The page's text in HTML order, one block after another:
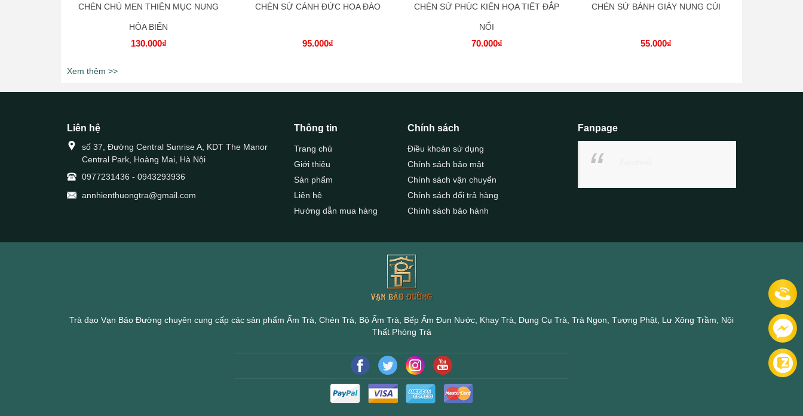
CHÉN CHỦ MEN THIÊN MỤC NUNG
HỎA BIẾN
130.000₫
CHÉN SỨ CẢNH ĐỨC HOA ĐÀO
95.000₫
CHÉN SỨ PHÚC KIẾN HỌA TIẾT ĐẮP
NỔI
70.000₫
CHÉN SỨ BÁNH GIÀY NUNG CỦI
55.000₫
Xem thêm >>
Liên hệ
số 37, Đường Central Sunrise A, KDT The Manor
Central Park, Hoàng Mai, Hà Nội
0977231436 - 0943293936
annhienthuongtra@gmail.com
Thông tin
Trang chủ
Giới thiệu
Sản phẩm
Liên hệ
Hướng dẫn mua hàng
Chính sách
Điều khoản sử dụng
Chính sách bảo mật
Chính sách vận chuyển
Chính sách đổi trả hàng
Chính sách bảo hành
Fanpage
Trà đạo Vạn Bảo Đường chuyên cung cấp các sản phẩm Ấm Trà, Chén Trà, Bộ Ấm Trà, Bếp Ấm Đun Nước, Khay Trà, Dụng Cụ Trà, Trà Ngon, Tượng Phật, Lư Xông Trầm, Nội
Thất Phòng Trà